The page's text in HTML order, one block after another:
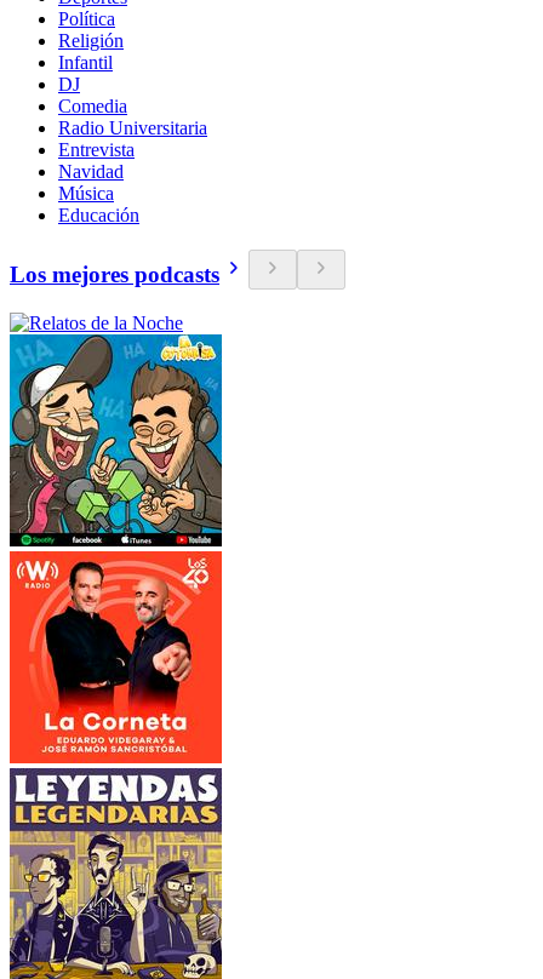
Política
Religión
Infantil
DJ
Comedia
Radio Universitaria
Entrevista
Navidad
Música
Educación
Los mejores podcasts